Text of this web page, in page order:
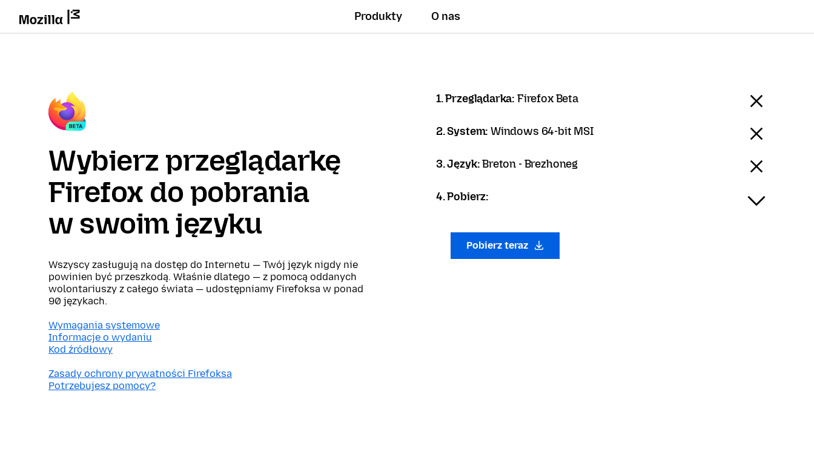
Produkty O nas
Wybierz przeglądarkę
Firefox do pobrania
w swoim języku
Wszyscy zasługują na dostęp do Internetu — Twój język nigdy nie
powinien być przeszkodą. Właśnie dlatego — z pomocą oddanych
wolontariuszy z całego świata — udostępniamy Firefoksa w ponad
90 językach.
Wymagania systemowe
Informacje o wydaniu
Kod źródłowy
Zasady ochrony prywatności Firefoksa
Potrzebujesz pomocy?
1. Przeglądarka: Firefox Beta
2. System:Windows 64-bit MSI
3. Język:Breton - Brezhoneg
4. Pobierz:
Pobierz teraz